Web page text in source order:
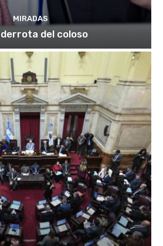
MIRADAS
del coloso